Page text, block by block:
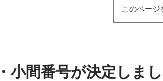
このページ
小間番号が決定しま